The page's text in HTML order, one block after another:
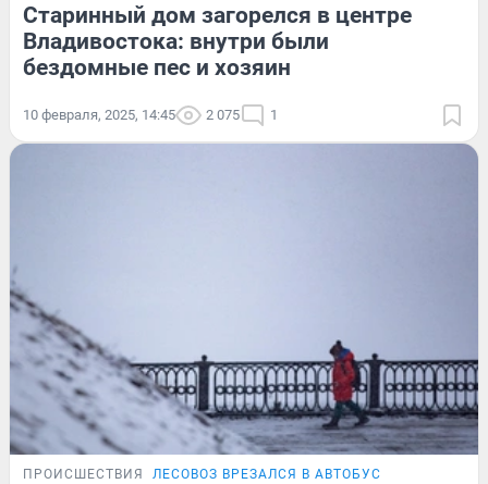
Старинный дом загорелся в центре
Владивостока: внутри были
бездомные пес и хозяин
10 февраля, 2025, 14:45 2 075 1
ПРОИСШЕСТВИЯ ЛЕСОВОЗ ВРЕЗАЛСЯ В АВТОБУС